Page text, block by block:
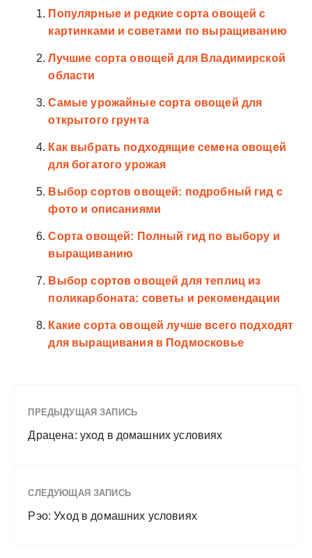
Популярные и редкие сорта овощей с
картинками и советами по выращиванию
Лучшие сорта овощей для Владимирской
области
Самые урожайные сорта овощей для
открытого грунта
Как выбрать подходящие семена овощей
для богатого урожая
Выбор сортов овощей: подробный гид с
фото и описаниями
Сорта овощей: Полный гид по выбору и
выращиванию
Выбор сортов овощей для теплиц из
поликарбоната: советы и рекомендации
Какие сорта овощей лучше всего подходят
для выращивания в Подмосковье
ПРЕДЫДУЩАЯ ЗАПИСЬ
Драцена: уход в домашних условиях
СЛЕДУЮЩАЯ ЗАПИСЬ
Рэо: Уход в домашних условиях